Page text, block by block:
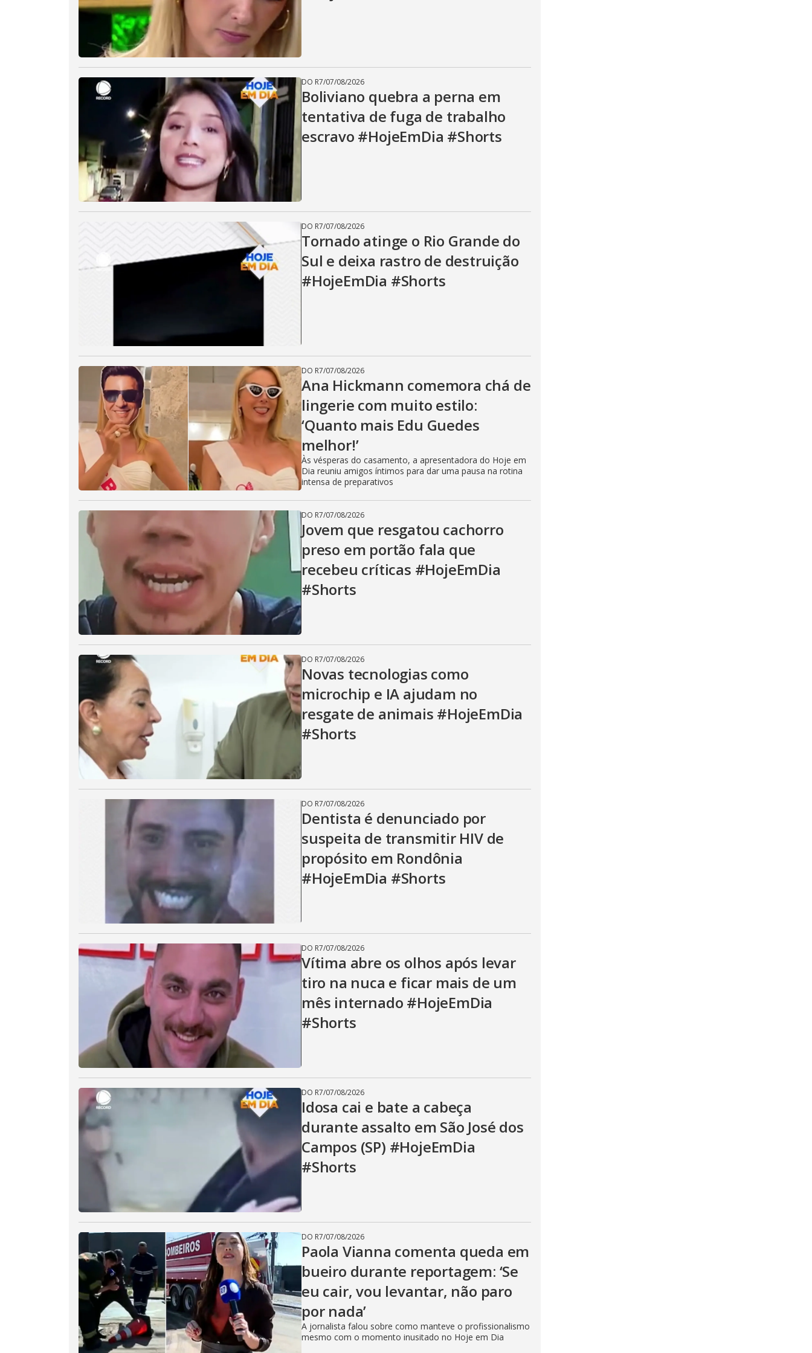
i
d
e
o
DO R7/07/08/2026
Boliviano quebra a perna em
tentativa de fuga de trabalho
escravo #HojeEmDia #Shorts
DO R7/07/08/2026
Tornado atinge o Rio Grande do
Sul e deixa rastro de destruição
#HojeEmDia #Shorts
DO R7/07/08/2026
Ana Hickmann comemora chá de
lingerie com muito estilo:
‘Quanto mais Edu Guedes
melhor!’
Às vésperas do casamento, a apresentadora do Hoje em
Dia reuniu amigos íntimos para dar uma pausa na rotina
intensa de preparativos
DO R7/07/08/2026
Jovem que resgatou cachorro
preso em portão fala que
recebeu críticas #HojeEmDia
#Shorts
DO R7/07/08/2026
Novas tecnologias como
microchip e IA ajudam no
resgate de animais #HojeEmDia
#Shorts
DO R7/07/08/2026
Dentista é denunciado por
suspeita de transmitir HIV de
propósito em Rondônia
#HojeEmDia #Shorts
DO R7/07/08/2026
Vítima abre os olhos após levar
tiro na nuca e ficar mais de um
mês internado #HojeEmDia
#Shorts
DO R7/07/08/2026
Idosa cai e bate a cabeça
durante assalto em São José dos
Campos (SP) #HojeEmDia
#Shorts
DO R7/07/08/2026
Paola Vianna comenta queda em
bueiro durante reportagem: ‘Se
eu cair, vou levantar, não paro
por nada’
A jornalista falou sobre como manteve o profissionalismo
mesmo com o momento inusitado no Hoje em Dia